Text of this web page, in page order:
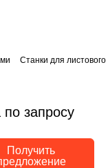
Станки для
запросу
Получить